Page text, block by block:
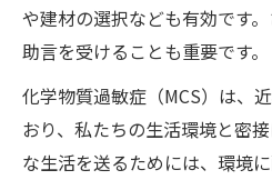
や建材の選択なども有効です
助言を受けることも重要です。
化学物質過敏症（MCS）は、
おり、私たちの生活環境と密
な生活を送るためには、環境